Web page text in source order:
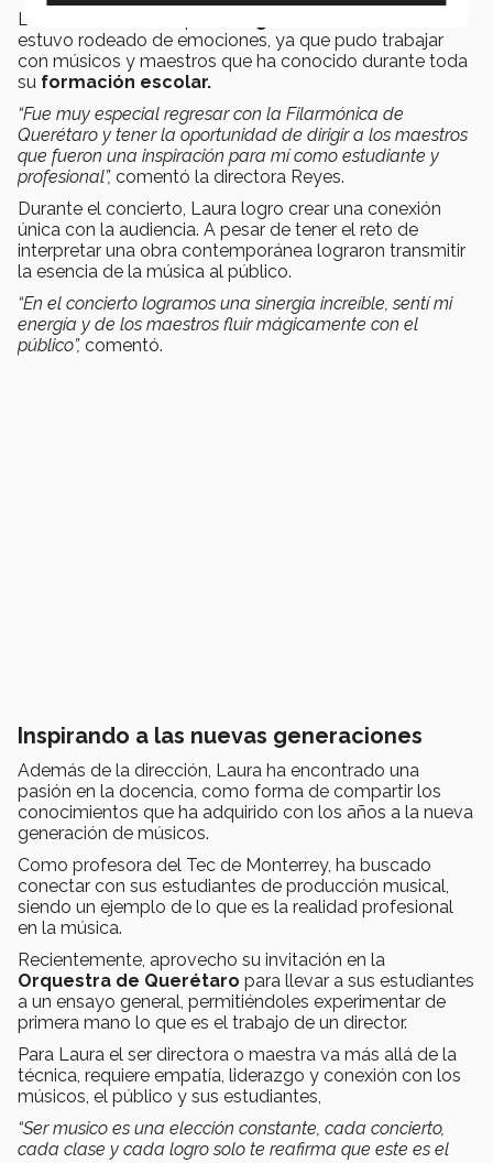
La directora señala que su
estuvo rodeado de emociones, ya que pudo trabajar
con músicos y maestros que ha conocido durante toda
su formación escolar.
“Fue muy especial regresar con la Filarmónica de
Querétaro y tener la oportunidad de dirigir a los maestros
que fueron una inspiración para mí como estudiante y
profesional”, comentó la directora Reyes.
Durante el concierto, Laura logro crear una conexión
única con la audiencia. A pesar de tener el reto de
interpretar una obra contemporánea lograron transmitir
la esencia de la música al público.
“En el concierto logramos una sinergia increíble, sentí mi
energía y de los maestros fluir mágicamente con el
público”, comentó.
Inspirando a las nuevas generaciones
Además de la dirección, Laura ha encontrado una
pasión en la docencia, como forma de compartir los
conocimientos que ha adquirido con los años a la nueva
generación de músicos.
Como profesora del Tec de Monterrey, ha buscado
conectar con sus estudiantes de producción musical,
siendo un ejemplo de lo que es la realidad profesional
en la música.
Recientemente, aprovecho su invitación en la
Orquestra de Querétaro para llevar a sus estudiantes
a un ensayo general, permitiéndoles experimentar de
primera mano lo que es el trabajo de un director.
Para Laura el ser directora o maestra va más allá de la
técnica, requiere empatía, liderazgo y conexión con los
músicos, el público y sus estudiantes,
“Ser musico es una elección constante, cada concierto,
cada clase y cada logro solo te reafirma que este es el